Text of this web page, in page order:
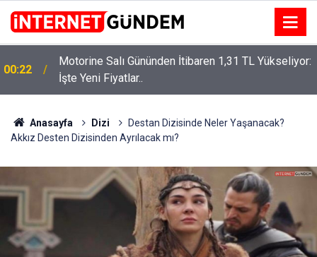
00:22
Motorine Salı Gününden İtibaren 1,31 TL Yükseliyor:
İşte Yeni Fiyatlar..
Anasayfa Dizi
Destan Dizisinde Neler Yaşanacak?
Akkız Desten Dizisinden Ayrılacak mı?